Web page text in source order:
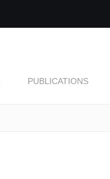
PUBLICATIONS